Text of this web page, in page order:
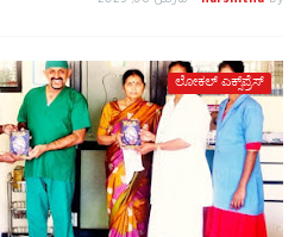
ಲೋಕಲ್ ಎಕ್ಸ್‌ಪ್ರೆಸ್